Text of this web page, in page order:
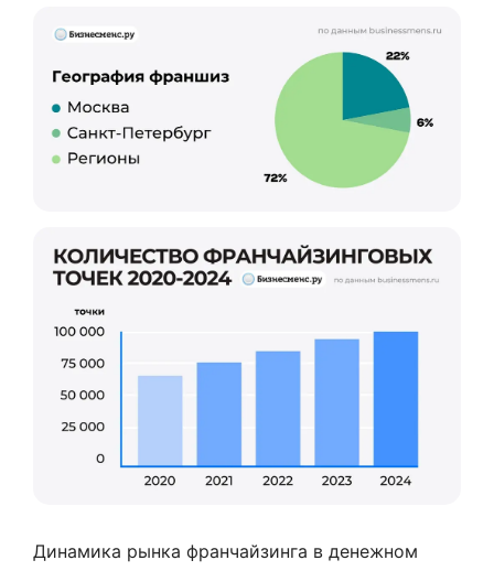
Динамика рынка франчайзинга в денежном